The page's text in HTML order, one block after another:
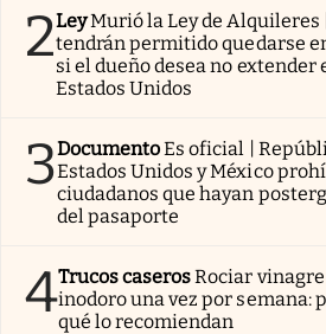
2LeyMurió la Ley de
tendrán permitido quedarse
si el dueño desea no extender
Estados Unidos
3DocumentoEs oficial |
Estados Unidos y México
ciudadanos que hayan
del pasaporte
4Trucos caserosRociar
inodoro una vez por semana:
qué lo recomiendan